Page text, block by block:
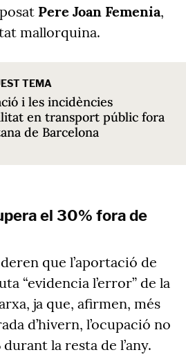
Pere Joan Femenia,
mallorquina.
TEMA
i les incidències
en transport públic fora
de Barcelona
el 30% fora de
que l’aportació de
“evidencia l’error” de la
ja que, afirmen, més
d’hivern, l’ocupació no
la resta de l’any.